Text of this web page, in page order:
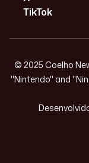
TikTok
© 2025 Coelho
"Nintendo" and